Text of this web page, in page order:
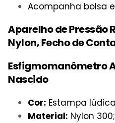
Acompanha bolsa
Aparelho de Pressão
Nylon, Fecho de
Esfigmomanômetro
Nascido
Cor: Estampa
Material: Nylon 300;